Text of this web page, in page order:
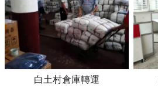
白土村倉庫轉運